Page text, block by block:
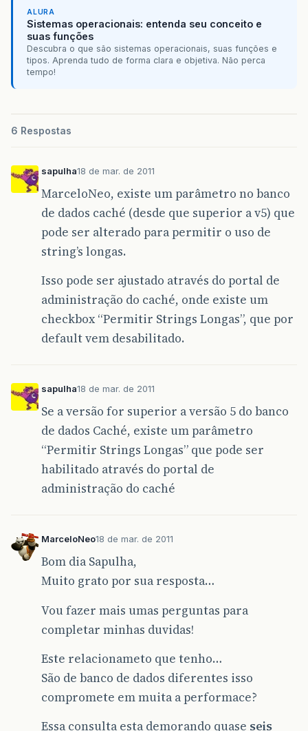
ALURA
Sistemas operacionais: entenda seu conceito e
suas funções
Descubra o que são sistemas operacionais, suas funções e
tipos. Aprenda tudo de forma clara e objetiva. Não perca
tempo!
6 Respostas
sapulha18 de mar. de 2011
MarceloNeo, existe um parâmetro no banco
de dados caché (desde que superior a v5) que
pode ser alterado para permitir o uso de
string’s longas.
Isso pode ser ajustado através do portal de
administração do caché, onde existe um
checkbox “Permitir Strings Longas”, que por
default vem desabilitado.
sapulha18 de mar. de 2011
Se a versão for superior a versão 5 do banco
de dados Caché, existe um parâmetro
“Permitir Strings Longas” que pode ser
habilitado através do portal de
administração do caché
MarceloNeo18 de mar. de 2011
Bom dia Sapulha,
Muito grato por sua resposta…
Vou fazer mais umas perguntas para
completar minhas duvidas!
Este relacionameto que tenho…
São de banco de dados diferentes isso
compromete em muita a performace?
Essa consulta esta demorando quase seis